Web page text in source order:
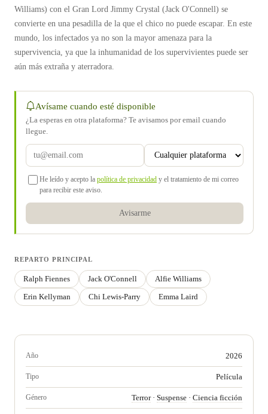
Williams) con el Gran Lord Jimmy Crystal (Jack O'Connell) se
convierte en una pesadilla de la que el chico no puede escapar. En este
mundo, los infectados ya no son la mayor amenaza para la
supervivencia, ya que la inhumanidad de los supervivientes puede ser
aún más extraña y aterradora.
Avísame cuando esté disponible
¿La esperas en otra plataforma? Te avisamos por email cuando
llegue.
He leído y acepto la política de privacidad y el tratamiento de mi correo
para recibir este aviso.
Avisarme
REPARTO PRINCIPAL
Ralph Fiennes Jack O'Connell
Alfie Williams
Erin Kellyman
Chi Lewis-Parry Emma Laird
Año 2026
Tipo Película
Género Terror · Suspense · Ciencia ficción